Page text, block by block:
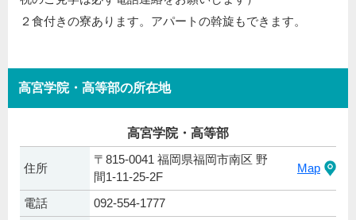
２食付きの寮あります。アパートの斡旋もできます。
高宮学院・高等部の所在地
高宮学院・高等部
住所
〒815-0041 福岡県福岡市南区 野
間1-11-25-2F
Map
電話 092-554-1777